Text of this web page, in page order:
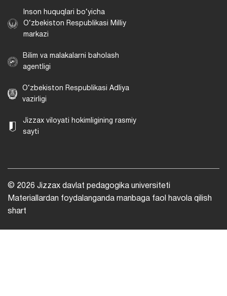
Inson huquqlari bo‘yicha
O‘zbekiston Respublikasi Milliy
markazi
Bilim va malakalarni baholash
agentligi
O‘zbekiston Respublikasi Adliya
vazirligi
Jizzax viloyati hokimligining rasmiy
sayti
© 2026 Jizzax davlat pedagogika universiteti
Materiallardan foydalanganda manbaga faol havola qilish
shart